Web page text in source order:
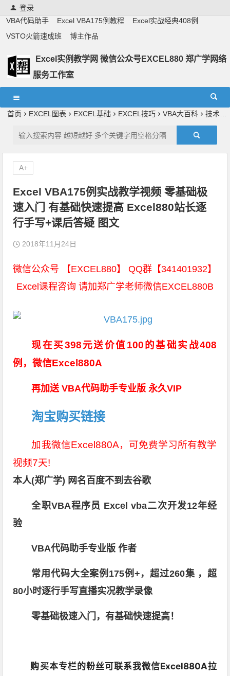
登录
VBA代码助手
Excel VBA175例教程
Excel实战经典408例
VSTO火箭速成班
博主作品
Excel实例教学网 微信公众号EXCEL880 郑广学网络
服务工作室
首页
EXCEL图表 EXCEL基础 EXCEL技巧 VBA大百科 技术原创
Excel VBA175例实战教学视频 零基础极
速入门 有基础快速提高 Excel880站长逐
行手写+课后答疑 图文
2018年11月24日
微信公众号 【EXCEL880】 QQ群【341401932】
Excel课程咨询 请加郑广学老师微信EXCEL880B
现在买398元送价值100的基础实战408
例，微信Excel880A
再加送 VBA代码助手专业版 永久VIP
淘宝购买链接
加我微信Excel880A，可免费学习所有教学
视频7天!
本人(郑广学) 网名百度不到去谷歌
全职VBA程序员 Excel vba二次开发12年经
验
VBA代码助手专业版 作者
常用代码大全案例175例+，超过260集 ，超
80小时逐行手写直播实况教学录像
零基础极速入门，有基础快速提高！
购买本专栏的粉丝可联系我微信Excel880A拉
A+